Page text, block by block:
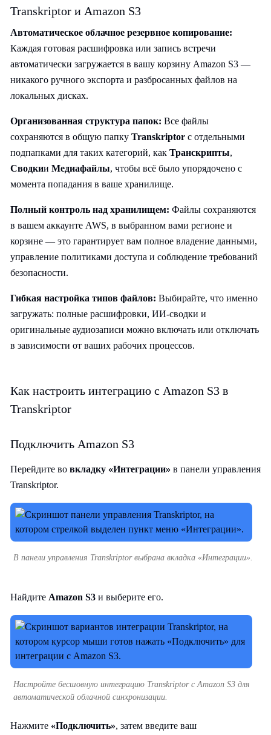
Transkriptor и Amazon S3
Автоматическое облачное резервное копирование:
Каждая готовая расшифровка или запись встречи
автоматически загружается в вашу корзину Amazon S3 —
никакого ручного экспорта и разбросанных файлов на
локальных дисках.
Организованная структура папок: Все файлы
сохраняются в общую папку Transkriptor с отдельными
подпапками для таких категорий, как Транскрипты,
Сводкии Медиафайлы, чтобы всё было упорядочено с
момента попадания в ваше хранилище.
Полный контроль над хранилищем: Файлы сохраняются
в вашем аккаунте AWS, в выбранном вами регионе и
корзине — это гарантирует вам полное владение данными,
управление политиками доступа и соблюдение требований
безопасности.
Гибкая настройка типов файлов: Выбирайте, что именно
загружать: полные расшифровки, ИИ-сводки и
оригинальные аудиозаписи можно включать или отключать
в зависимости от ваших рабочих процессов.
Как настроить интеграцию с Amazon S3 в
Transkriptor
Подключить Amazon S3
Перейдите во вкладку «Интеграции» в панели управления
Transkriptor.
В панели управления Transkriptor выбрана вкладка «Интеграции».
Найдите Amazon S3 и выберите его.
Настройте бесшовную интеграцию Transkriptor с Amazon S3 для
автоматической облачной синхронизации.
Нажмите «Подключить», затем введите ваш